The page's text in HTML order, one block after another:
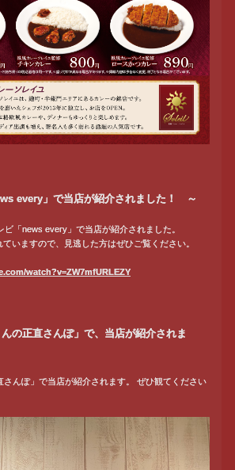
every」で当店が紹介されました！ ～
ビ「news every」で当店が紹介されました。
いますので、見逃した方はぜひご覧ください。
watch?v=ZW7mfURLEZY
の正直さんぽ」で、当店が紹介されま
さんぽ」で当店が紹介されます。 ぜひ観てください